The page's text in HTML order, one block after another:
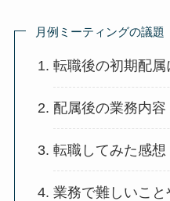
月例ミーティングの議題
転職後の初期配属
配属後の業務内容
転職してみた感想
業務で難しいこと